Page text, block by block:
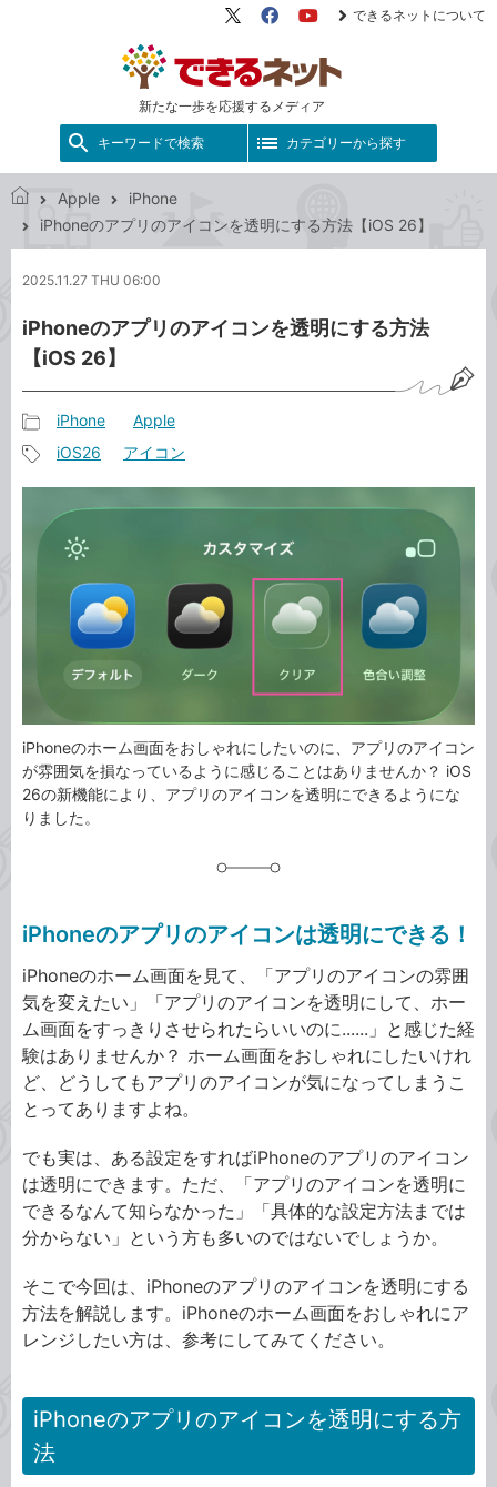
新たな一歩を応援するメディア
X（旧
FacebookYouTube
できるネットについて
キーワードで検索 カテゴリーから探す
で
ネ
ト
Apple
iPhone
iPhoneのアプリのアイコンを透明にする方法【iOS 26】
2025.11.27 THU 06:00
iPhoneのアプリのアイコンを透明にする方法
【iOS 26】
事
カ
テ
iPhone Apple
タ
iOS26 アイコン
iPhoneのホーム画面をおしゃれにしたいのに、アプリのアイコン
が雰囲気を損なっているように感じることはありませんか？ iOS
26の新機能により、アプリのアイコンを透明にできるようにな
りました。
iPhoneのアプリのアイコンは透明にできる！
iPhoneのホーム画面を見て、「アプリのアイコンの雰囲
気を変えたい」「アプリのアイコンを透明にして、ホー
ム画面をすっきりさせられたらいいのに......」と感じた経
験はありませんか？ ホーム画面をおしゃれにしたいけれ
ど、どうしてもアプリのアイコンが気になってしまうこ
とってありますよね。
でも実は、ある設定をすればiPhoneのアプリのアイコン
は透明にできます。ただ、「アプリのアイコンを透明に
できるなんて知らなかった」「具体的な設定方法までは
分からない」という方も多いのではないでしょうか。
そこで今回は、iPhoneのアプリのアイコンを透明にする
方法を解説します。iPhoneのホーム画面をおしゃれにア
レンジしたい方は、参考にしてみてください。
iPhoneのアプリのアイコンを透明にする方
法